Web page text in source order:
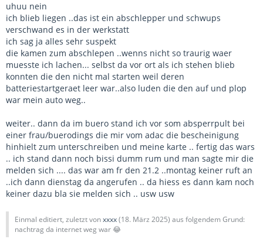
uhuu nein
ich blieb liegen ..das ist ein abschlepper und schwups
verschwand es in der werkstatt
ich sag ja alles sehr suspekt
die kamen zum abschlepen ..wenns nicht so traurig waer
muesste ich lachen... selbst da vor ort als ich stehen blieb
konnten die den nicht mal starten weil deren
batteriestartgeraet leer war..also luden die den auf und plop
war mein auto weg..
weiter.. dann da im buero stand ich vor som absperrpult bei
einer frau/buerodings die mir vom adac die bescheinigung
hinhielt zum unterschreiben und meine karte .. fertig das wars
.. ich stand dann noch bissi dumm rum und man sagte mir die
melden sich .... das war am fr den 21.2 ..montag keiner ruft an
..ich dann dienstag da angerufen .. da hiess es dann kam noch
keiner dazu bla sie melden sich .. usw usw
Einmal editiert, zuletzt vonxxxx(18. März 2025) aus folgendem Grund:
nachtrag da internet weg war 😂